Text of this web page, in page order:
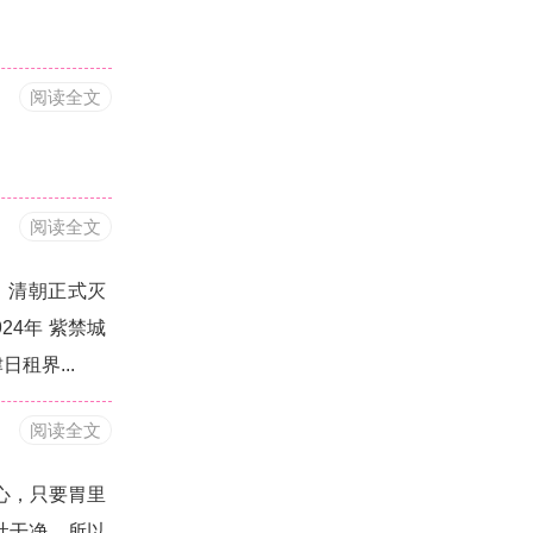
阅读全文
阅读全文
清朝正式灭
年 紫禁城
租界...
阅读全文
，只要胃里